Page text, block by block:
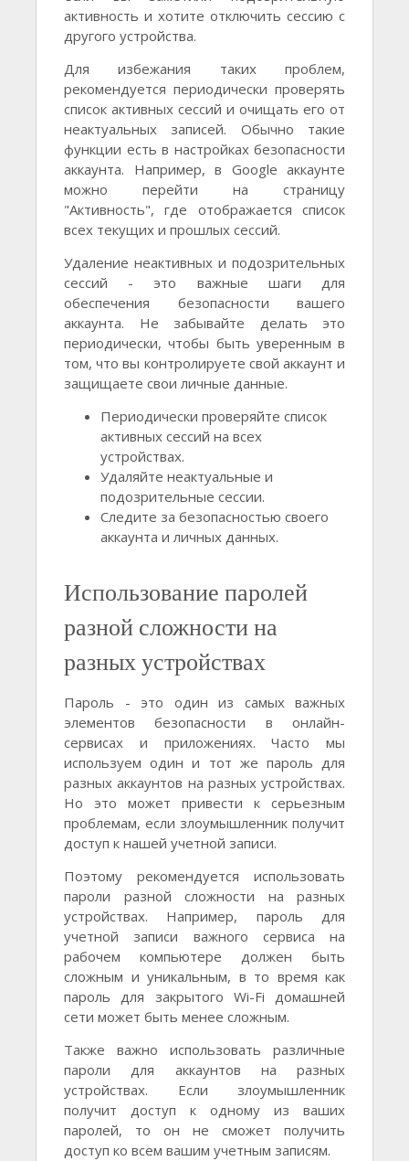
активность и хотите отключить сессию с
другого устройства.
Для избежания таких проблем,
рекомендуется периодически проверять
список активных сессий и очищать его от
неактуальных записей. Обычно такие
функции есть в настройках безопасности
аккаунта. Например, в Google аккаунте
можно перейти на страницу
"Активность", где отображается список
всех текущих и прошлых сессий.
Удаление неактивных и подозрительных
сессий - это важные шаги для
обеспечения безопасности вашего
аккаунта. Не забывайте делать это
периодически, чтобы быть уверенным в
том, что вы контролируете свой аккаунт и
защищаете свои личные данные.
Периодически проверяйте список
активных сессий на всех
устройствах.
Удаляйте неактуальные и
подозрительные сессии.
Следите за безопасностью своего
аккаунта и личных данных.
Использование паролей
разной сложности на
разных устройствах
Пароль - это один из самых важных
элементов безопасности в онлайн-
сервисах и приложениях. Часто мы
используем один и тот же пароль для
разных аккаунтов на разных устройствах.
Но это может привести к серьезным
проблемам, если злоумышленник получит
доступ к нашей учетной записи.
Поэтому рекомендуется использовать
пароли разной сложности на разных
устройствах. Например, пароль для
учетной записи важного сервиса на
рабочем компьютере должен быть
сложным и уникальным, в то время как
пароль для закрытого Wi-Fi домашней
сети может быть менее сложным.
Также важно использовать различные
пароли для аккаунтов на разных
устройствах. Если злоумышленник
получит доступ к одному из ваших
паролей, то он не сможет получить
доступ ко всем вашим учетным записям.